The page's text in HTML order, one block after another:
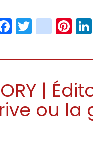
Facebook
Twitter
|
ou la